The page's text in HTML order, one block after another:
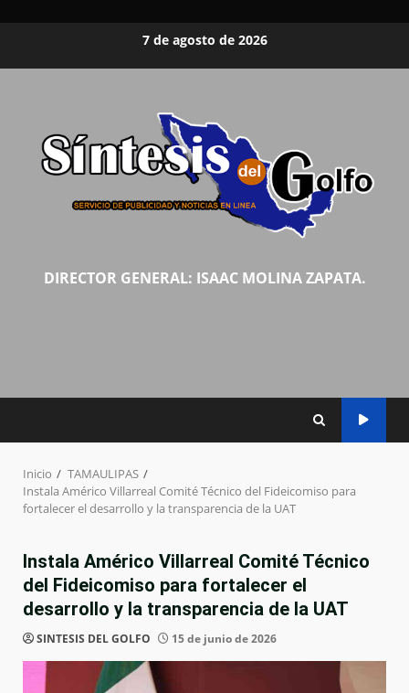
7 de agosto de 2026
DIRECTOR GENERAL: ISAAC MOLINA ZAPATA.
Inicio
TAMAULIPAS
Instala Américo Villarreal Comité Técnico del Fideicomiso para
fortalecer el desarrollo y la transparencia de la UAT
Instala Américo Villarreal Comité Técnico
del Fideicomiso para fortalecer el
desarrollo y la transparencia de la UAT
SINTESIS DEL GOLFO 15 de junio de 2026